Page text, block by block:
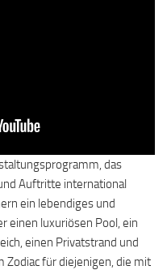
das
Auftritte international
ein lebendiges und
einen luxuriösen Pool, ein
einen Privatstrand und
Zodiac für diejenigen, die mit